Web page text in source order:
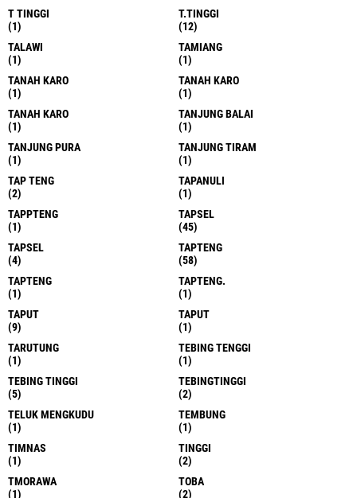
T TINGGI
(1)
T.TINGGI
(12)
TALAWI
(1)
TAMIANG
(1)
TANAH KARO
(1)
TANAH KARO
(1)
TANAH KARO
(1)
TANJUNG BALAI
(1)
TANJUNG PURA
(1)
TANJUNG TIRAM
(1)
TAP TENG
(2)
TAPANULI
(1)
TAPPTENG
(1)
TAPSEL
(45)
TAPSEL
(4)
TAPTENG
(58)
TAPTENG
(1)
TAPTENG.
(1)
TAPUT
(9)
TAPUT
(1)
TARUTUNG
(1)
TEBING TENGGI
(1)
TEBING TINGGI
(5)
TEBINGTINGGI
(2)
TELUK MENGKUDU
(1)
TEMBUNG
(1)
TIMNAS
(1)
TINGGI
(2)
TMORAWA
(1)
TOBA
(2)